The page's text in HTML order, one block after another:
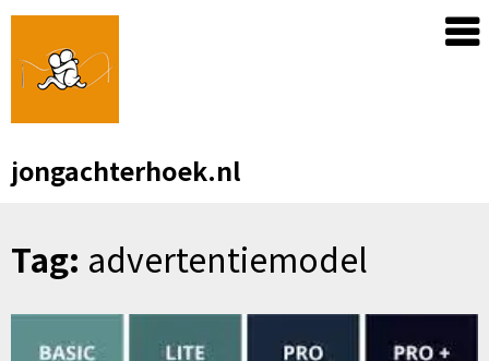
Skip
content
jongachterhoek.nl
Tag: advertentiemodel